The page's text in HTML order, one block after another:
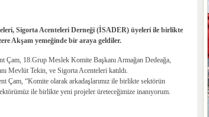
Sigorta Acenteleri Derneği (İSADER) üyeleri ile birlikte
Akşam yemeğinde bir araya geldiler.
Çam, 18.Grup Meslek Komite Başkanı Armağan Dedeağa,
Mevlüt Tekin, ve Sigorta Acenteleri katıldı.
“Komite olarak arkadaşlarımız ile birlikte sektörün
ile birlikte yeni projeler üreteceğimize inanıyorum.